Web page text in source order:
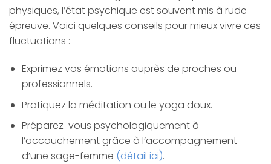
physiques, l’état psychique est souvent mis à rude
épreuve. Voici quelques conseils pour mieux vivre ces
fluctuations :
Exprimez vos émotions auprès de proches ou
professionnels.
Pratiquez la méditation ou le yoga doux.
Préparez-vous psychologiquement à
l’accouchement grâce à l’accompagnement
d’une sage-femme (détail ici).